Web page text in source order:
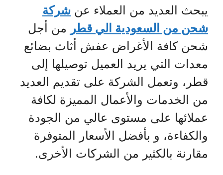
يبحث العديد من العملاء عن شركة
شحن من السعودية الي قطر من أجل
شحن كافة الأغراض عفش أثاث بضائع
معدات التي يريد العميل توصيلها إلى
قطر، وتعمل الشركة على تقديم العديد
من الخدمات والأعمال المميزة لكافة
عملائها على مستوى عالي من الجودة
والكفاءة، و بأفضل الأسعار المتوفرة
مقارنة بالكثير من الشركات الأخرى.